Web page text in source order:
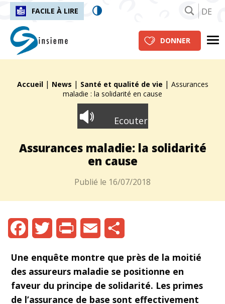
FACILE À LIRE DE
insieme.ch
DONNER
Fil d'Ariane :
Accueil | News | Santé et qualité de vie | Assurances
maladie : la solidarité en cause
Ecouter
Assurances maladie: la solidarité
en cause
Publié le 16/07/2018
Une enquête montre que près de la moitié
des assureurs maladie se positionne en
faveur du principe de solidarité. Les primes
de l’assurance de base sont effectivement